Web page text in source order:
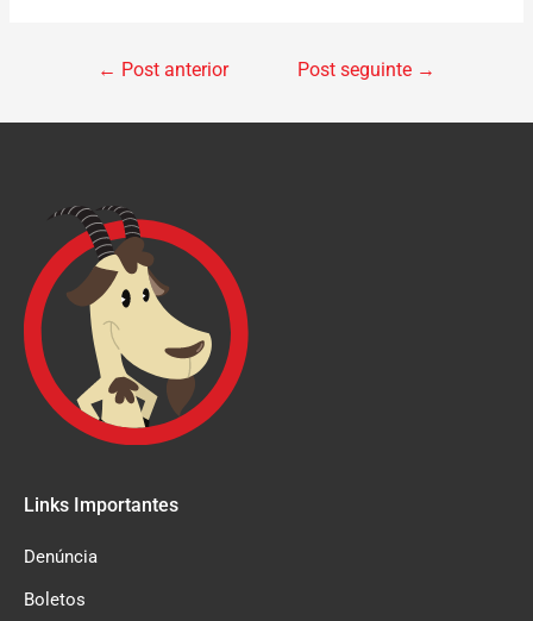
← Post anterior Post seguinte →
Links Importantes
Denúncia
Boletos